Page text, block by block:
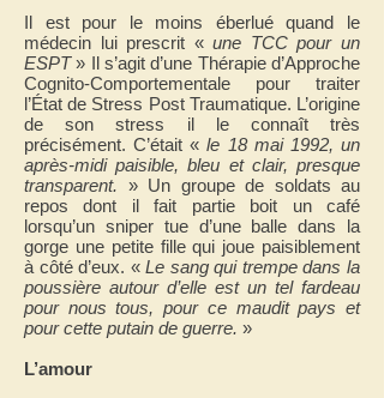
Il est pour le moins éberlué quand le
médecin lui prescrit «une TCC pour un
ESPT» Il s’agit d’une Thérapie d’Approche
Cognito-Comportementale pour traiter
l’État de Stress Post Traumatique. L’origine
de son stress il le connaît très
précisément. C’était «le 18 mai 1992, un
après-midi paisible, bleu et clair, presque
transparent. » Un groupe de soldats au
repos dont il fait partie boit un café
lorsqu’un sniper tue d’une balle dans la
gorge une petite fille qui joue paisiblement
à côté d’eux. «Le sang qui trempe dans la
poussière autour d’elle est un tel fardeau
pour nous tous, pour ce maudit pays et
pour cette putain de guerre. »
L’amour